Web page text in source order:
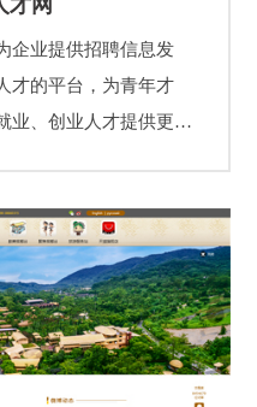
才网
企业提供招聘信息发
才的平台，为青年才
业、创业人才提供更多